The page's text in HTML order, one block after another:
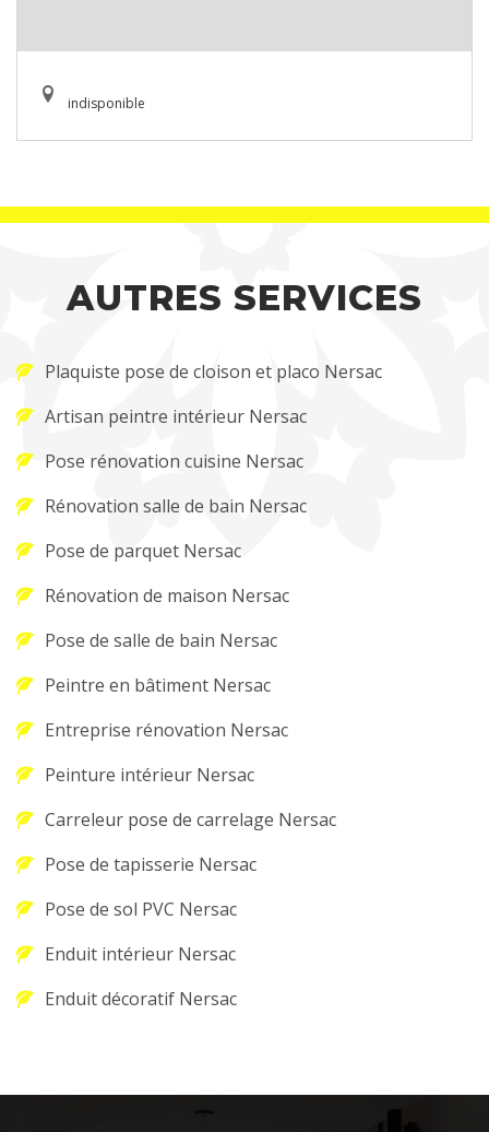
indisponible
AUTRES SERVICES
Plaquiste pose de cloison et placo Nersac
Artisan peintre intérieur Nersac
Pose rénovation cuisine Nersac
Rénovation salle de bain Nersac
Pose de parquet Nersac
Rénovation de maison Nersac
Pose de salle de bain Nersac
Peintre en bâtiment Nersac
Entreprise rénovation Nersac
Peinture intérieur Nersac
Carreleur pose de carrelage Nersac
Pose de tapisserie Nersac
Pose de sol PVC Nersac
Enduit intérieur Nersac
Enduit décoratif Nersac